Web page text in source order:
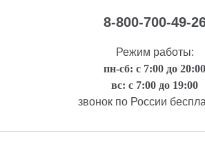
8-800-700-49-
Режим работы:
пн-сб: с 7:00 до 20:00
вс: с 7:00 до 19:00
звонок по России